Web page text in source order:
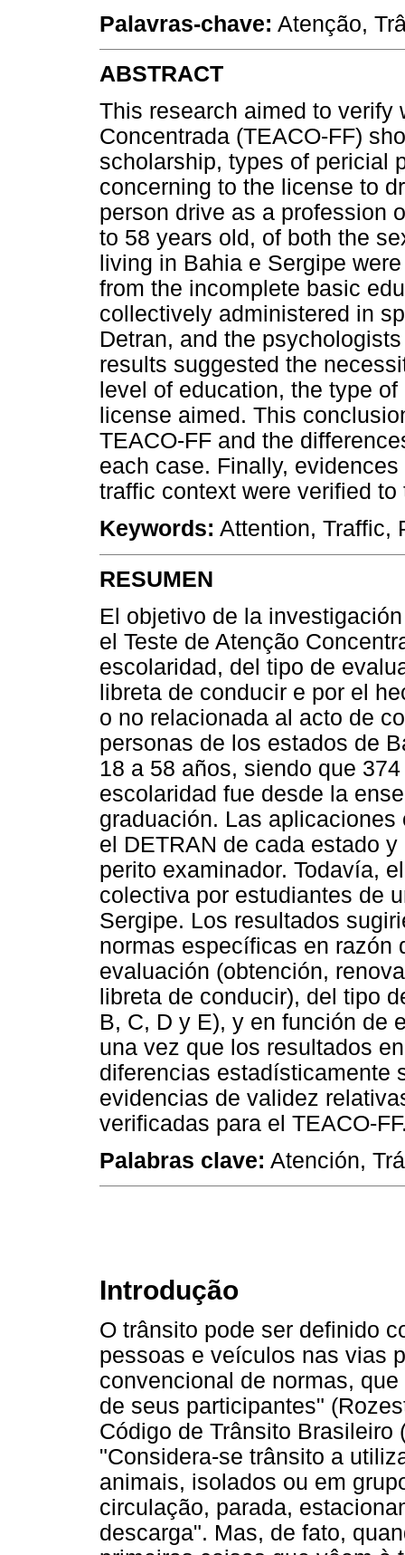
Palavras-chave: Atenção,
ABSTRACT
This research aimed to verify
Concentrada (TEACO-FF)
scholarship, types of pericial
concerning to the license to
person drive as a profession
to 58 years old, of both the
living in Bahia e Sergipe
from the incomplete basic
collectively administered in
Detran, and the
results suggested the
level of education, the type
license aimed. This
TEACO-FF and the
each case. Finally,
traffic context were verified to
Keywords: Attention, Traffic,
RESUMEN
El objetivo de la
el Teste de Atenção
escolaridad, del tipo de
libreta de conducir e por el
o no relacionada al acto de
personas de los estados de
18 a 58 años, siendo que
escolaridad fue desde la
graduación. Las
el DETRAN de cada estado
perito examinador. Todavía,
colectiva por estudiantes de
Sergipe. Los resultados
normas específicas en razón
evaluación (obtención,
libreta de conducir), del tipo
B, C, D y E), y en función de
una vez que los resultados
diferencias estadísticamente
evidencias de validez
verificadas para el TEACO-
Palabras clave: Atención,
Introdução
O trânsito pode ser definido
pessoas e veículos nas vias
convencional de normas,
de seus participantes"
Código de Trânsito Brasileiro
"Considera-se trânsito a
animais, isolados ou em
circulação, parada,
descarga". Mas, de fato,